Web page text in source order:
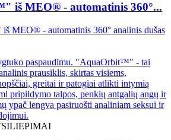
iš MEO® - automatinis 360°...
paspaudimu. "AquaOrbit™" - tai
prausiklis, skirtas visiems,
greitai ir patogiai atlikti intymią
pripildymo talpos, penkių antgalių angų ir
ypač lengva pasiruošti analiniam seksui ir